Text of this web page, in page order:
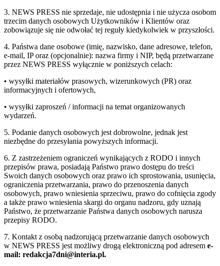
3. NEWS PRESS nie sprzedaje, nie udostępnia i nie użycza osobom
trzecim danych osobowych Użytkowników i Klientów oraz
zobowiązuje się nie odwołać tej reguły kiedykolwiek w przyszłości.
4. Państwa dane osobowe (imię, nazwisko, dane adresowe, telefon,
e-mail, IP oraz (opcjonalnie): nazwa firmy i NIP, będą przetwarzane
przez NEWS PRESS wyłącznie w poniższych celach:
• wysyłki materiałów prasowych, wizerunkowych (PR) oraz
informacyjnych i ofertowych,
• wysyłki zaproszeń / informacji na temat organizowanych
wydarzeń.
5. Podanie danych osobowych jest dobrowolne, jednak jest
niezbędne do przesyłania powyższych informacji.
6. Z zastrzeżeniem ograniczeń wynikających z RODO i innych
przepisów prawa, posiadają Państwo prawo dostępu do treści
Swoich danych osobowych oraz prawo ich sprostowania, usunięcia,
ograniczenia przetwarzania, prawo do przenoszenia danych
osobowych, prawo wniesienia sprzeciwu, prawo do cofnięcia zgody
a także prawo wniesienia skargi do organu nadzoru, gdy uznają
Państwo, że przetwarzanie Państwa danych osobowych narusza
przepisy RODO.
7. Kontakt z osobą nadzorującą przetwarzanie danych osobowych
w NEWS PRESS jest możliwy drogą elektroniczną pod adresem e-
mail: redakcja7dni@interia.pl.